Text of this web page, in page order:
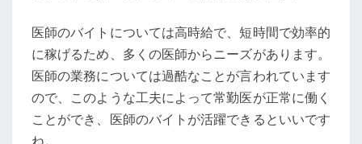
医師のバイトについては高時給で、短時間で効率的
に稼げるため、多くの医師からニーズがあります。
医師の業務については過酷なことが言われています
ので、このような工夫によって常勤医が正常に働く
ことができ、医師のバイトが活躍できるといいです
ね。